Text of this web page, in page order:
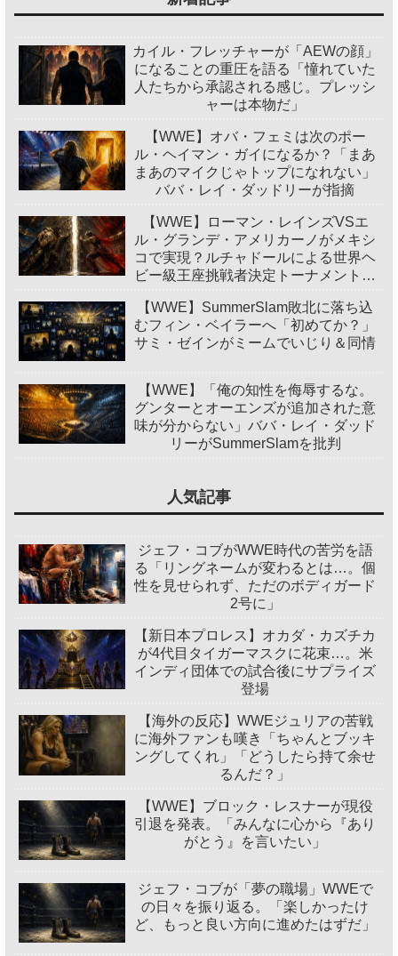
カイル・フレッチャーが「AEWの顔」
になることの重圧を語る「憧れていた
人たちから承認される感じ。プレッシ
ャーは本物だ」
【WWE】オバ・フェミは次のポー
ル・ヘイマン・ガイになるか？「まあ
まあのマイクじゃトップになれない」
ババ・レイ・ダッドリーが指摘
【WWE】ローマン・レインズVSエ
ル・グランデ・アメリカーノがメキシ
コで実現？ルチャドールによる世界ヘ
ビー級王座挑戦者決定トーナメント開
【WWE】SummerSlam敗北に落ち込
むフィン・ベイラーへ「初めてか？」
サミ・ゼインがミームでいじり＆同情
【WWE】「俺の知性を侮辱するな。
グンターとオーエンズが追加された意
味が分からない」ババ・レイ・ダッド
リーがSummerSlamを批判
人気記事
ジェフ・コブがWWE時代の苦労を語
る「リングネームが変わるとは…。個
性を見せられず、ただのボディガード
2号に」
【新日本プロレス】オカダ・カズチカ
が4代目タイガーマスクに花束…。米
インディ団体での試合後にサプライズ
登場
【海外の反応】WWEジュリアの苦戦
に海外ファンも嘆き「ちゃんとブッキ
ングしてくれ」「どうしたら持て余せ
るんだ？」
【WWE】ブロック・レスナーが現役
引退を発表。「みんなに心から『あり
がとう』を言いたい」
ジェフ・コブが「夢の職場」WWEで
の日々を振り返る。「楽しかったけ
ど、もっと良い方向に進めたはずだ」